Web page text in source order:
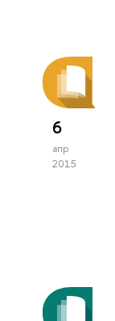
6
апр
2015